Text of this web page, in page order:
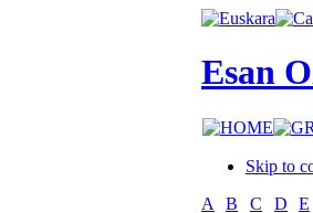
Esan
Skip to
A
B C D E